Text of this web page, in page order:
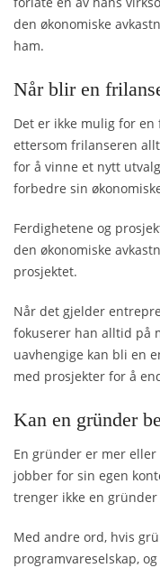
den økonomiske
ham.
Når blir en
Det er ikke mulig for
ettersom frilanseren
for å vinne et nytt
forbedre sin
Ferdighetene og
den økonomiske
prosjektet.
Når det gjelder
fokuserer han alltid på
uavhengige kan bli en
med prosjekter for å
Kan en gründer
En gründer er mer
jobber for sin egen
trenger ikke en gründer
Med andre ord, hvis
programvareselskap,